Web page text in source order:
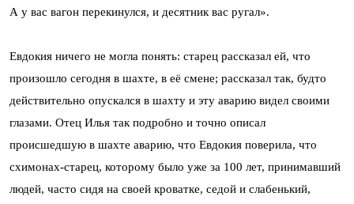
А у вас вагон перекинулся, и десятник вас ругал».
Евдокия ничего не могла понять: старец рассказал ей, что
произошло сегодня в шахте, в её смене; рассказал так, будто
действительно опускался в шахту и эту аварию видел своими
глазами. Отец Илья так подробно и точно описал
происшедшую в шахте аварию, что Евдокия поверила, что
схимонах-старец, которому было уже за 100 лет, принимавший
людей, часто сидя на своей кроватке, седой и слабенький,